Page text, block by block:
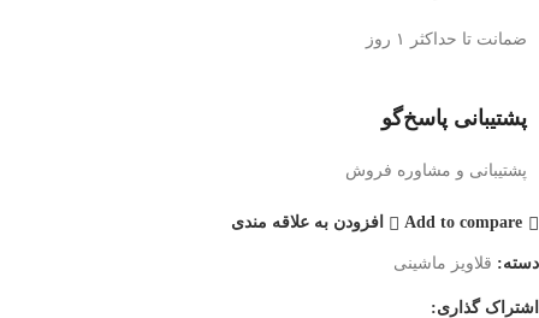
ضمانت تا حداکثر ۱ روز
پشتیبانی پاسخ‌گو
پشتیبانی و مشاوره فروش
Add to compare افزودن به علاقه مندی
دسته: قلاویز ماشینی
اشتراک گذاری: